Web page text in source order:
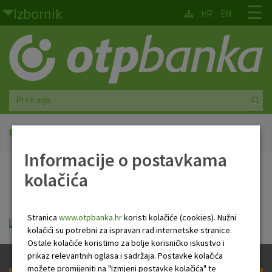
Skoči na glavni sadržaj
Izbornik
Građani
Privatno bankarstvo
Agro
Mala poduzeća i obrtnici
Srednja i velika poduzeća
Faktoring
O nama
☰
HR EN
Početna
PB Newsletter
HR Newsletter 11 02 2021.pdf
Informacije o postavkama
kolačića
Stranica www.otpbanka.hrkoristi kolačiće (cookies). Nužni
kolačići su potrebni za ispravan rad internetske stranice.
Ostale kolačiće koristimo za bolje korisničko iskustvo i
prikaz relevantnih oglasa i sadržaja. Postavke kolačića
možete promijeniti na "Izmjeni postavke kolačića" te